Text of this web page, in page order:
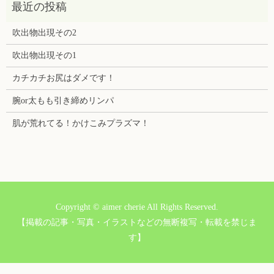
吹出物出現その2
吹出物出現その1
カチカチお尻はダメです！
腕or太もも引き締めリンパ
肌が荒れてる！かけこみプラズマ！
Copyright © aimer cherie All Rights Reserved.
【掲載の記事・写真・イラストなどの無断複写・転載を禁じま
す】